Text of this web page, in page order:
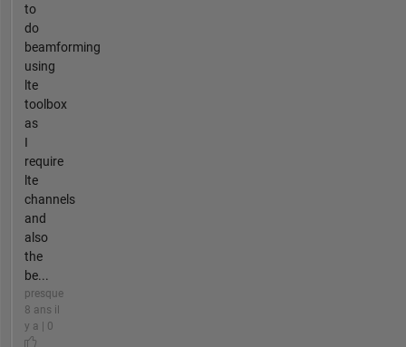
to
do
beamforming
using
lte
toolbox
as
I
require
lte
channels
and
also
the
be...
presque
8 ans il
y a | 0